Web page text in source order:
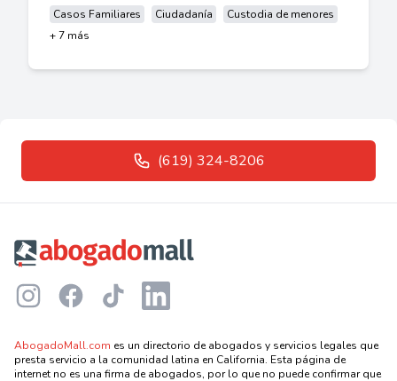
Casos Familiares
Ciudadanía
Custodia de menores
+ 7 más
(619) 324-8206
InstagramFacebookTikTok LinkedIn
AbogadoMall.com es un directorio de abogados y servicios legales que
presta servicio a la comunidad latina en California. Esta página de
internet no es una firma de abogados, por lo que no puede confirmar que